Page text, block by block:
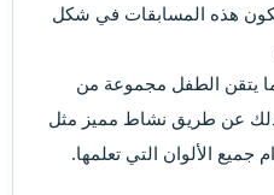
تكون هذه المسابقات في شكل
يتقن الطفل مجموعة من
بذلك عن طريق نشاط مميز مثل
الألوان التي تعلمها.